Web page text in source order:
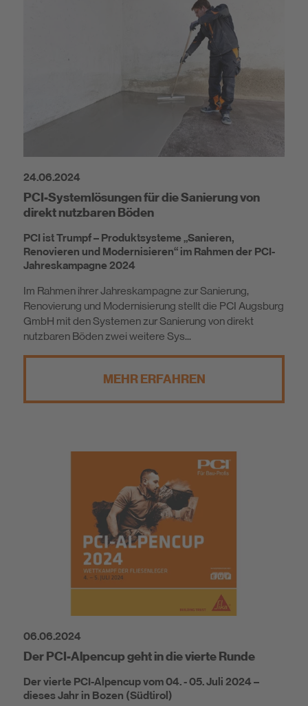
24.06.2024
PCI-Systemlösungen für die Sanierung von
direkt nutzbaren Böden
PCI ist Trumpf – Produktsysteme „Sanieren,
Renovieren und Modernisieren“ im Rahmen der PCI-
Jahreskampagne 2024
Im Rahmen ihrer Jahreskampagne zur Sanierung,
Renovierung und Modernisierung stellt die PCI Augsburg
GmbH mit den Systemen zur Sanierung von direkt
nutzbaren Böden zwei weitere Sys...
MEHR ERFAHREN
06.06.2024
Der PCI-Alpencup geht in die vierte Runde
Der vierte PCI-Alpencup vom 04. - 05. Juli 2024 –
dieses Jahr in Bozen (Südtirol)